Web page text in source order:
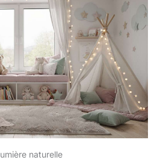
naturelle